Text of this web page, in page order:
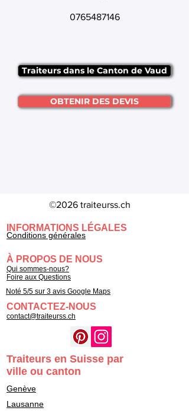
0765487146
Traiteurs dans le Canton de Vaud
OBTENIR DES DEVIS
©2026 traiteurss.ch
INFORMATIONS LÉGALES
Conditions générales
À PROPOS DE NOUS
Qui sommes-nous?
Foire aux Questions
Noté 5/5 sur 3 avis Google Maps
CONTACTEZ-NOUS
contact@traiteurss.ch
Traiteurs en Suisse par
ville ou canton
Genève
Lausanne